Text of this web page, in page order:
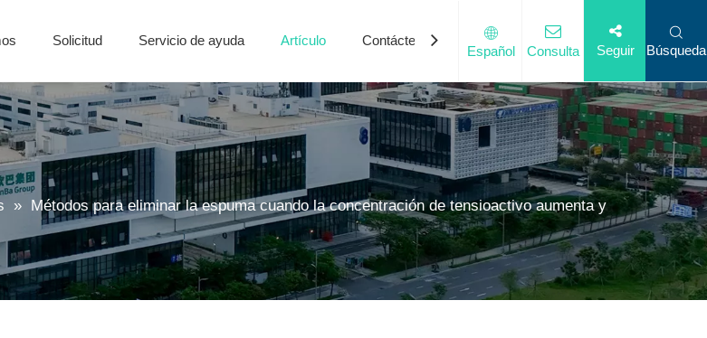
Solicitud Servicio de ayuda Artículo Contáctenos
Español Consulta Seguir Búsqueda
» Métodos para eliminar la espuma cuando la concentración de tensioactivo aumenta y